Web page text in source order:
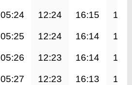
05:24 12:24 16:15
05:25 12:24 16:14
05:26 12:23 16:14
05:27 12:23 16:13